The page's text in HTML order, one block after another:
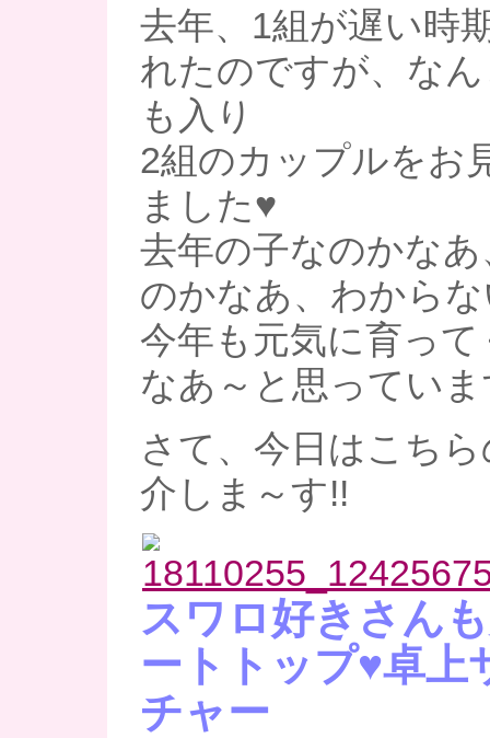
去年、1組が遅い時
れたのですが、な
も入り
2組のカップルをお
ました♥
去年の子なのかな
のかなあ、わから
今年も元気に育っ
なあ～と思ってい
さて、今日はこち
介しま～す!!
スワロ好きさん
ートトップ♥卓上
チャー